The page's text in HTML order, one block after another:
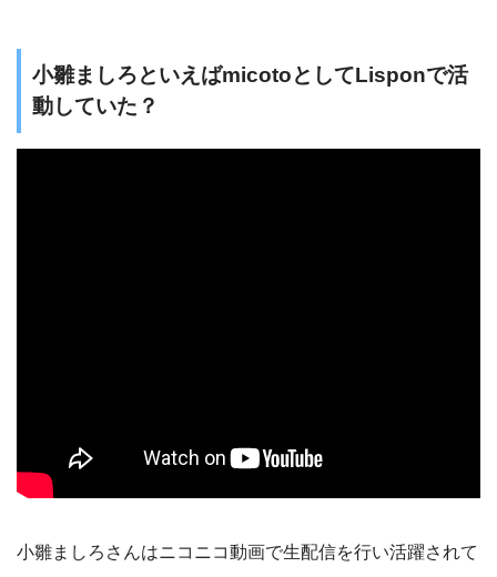
小雛ましろといえばmicotoとしてLisponで活
動していた？
小雛ましろさんはニコニコ動画で生配信を行い活躍されて